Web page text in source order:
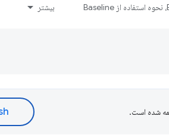
بیشتر
شده است.